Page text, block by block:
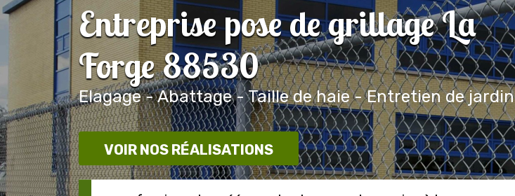
Entreprise pose de grillage La
Forge 88530
Elagage - Abattage - Taille de haie - Entretien de jardin
VOIR NOS RÉALISATIONS